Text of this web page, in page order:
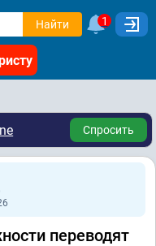
Найти 1
Спросить
переводят